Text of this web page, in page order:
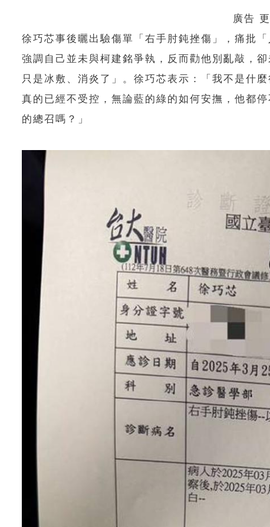
廣告
徐巧芯事後曬出驗傷單「右手肘鈍挫傷」，痛批
強調自己並未與柯建銘爭執，反而勸他別亂敲，
只是冰敷、消炎了」。徐巧芯表示：「我不是什
真的已經不受控，無論藍的綠的如何安撫，他都
的總召嗎？」